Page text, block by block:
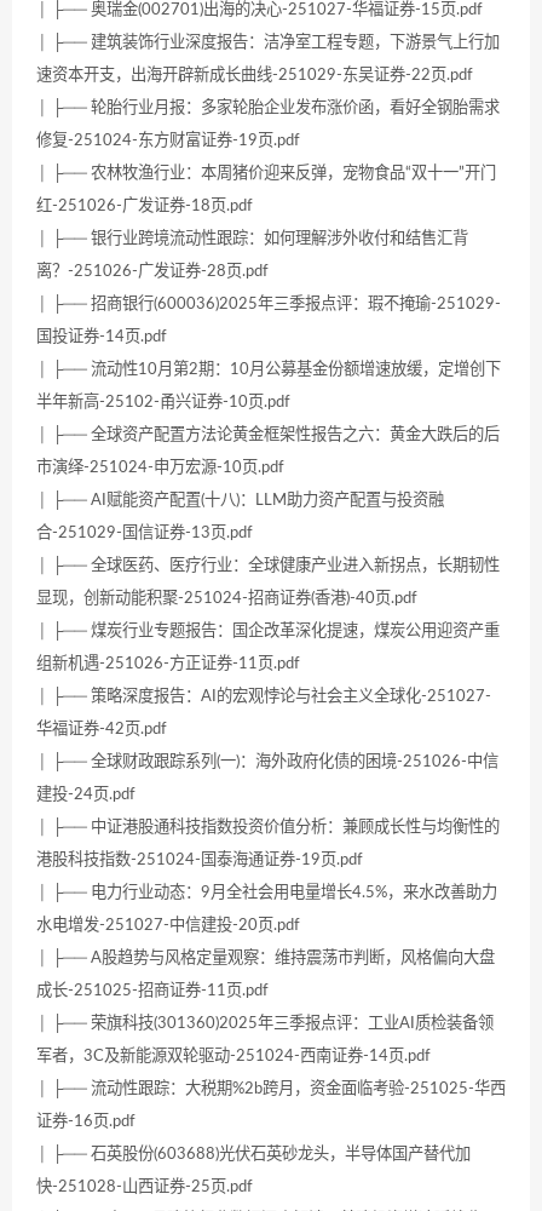
│ ├── 奥瑞金(002701)出海的决心-251027-华福证券-15页.pdf
│ ├── 建筑装饰行业深度报告：洁净室工程专题，下游景气上行加
速资本开支，出海开辟新成长曲线-251029-东吴证券-22页.pdf
│ ├── 轮胎行业月报：多家轮胎企业发布涨价函，看好全钢胎需求
修复-251024-东方财富证券-19页.pdf
│ ├── 农林牧渔行业：本周猪价迎来反弹，宠物食品“双十一”开门
红-251026-广发证券-18页.pdf
│ ├── 银行业跨境流动性跟踪：如何理解涉外收付和结售汇背
离？-251026-广发证券-28页.pdf
│ ├── 招商银行(600036)2025年三季报点评：瑕不掩瑜-251029-
国投证券-14页.pdf
│ ├── 流动性10月第2期：10月公募基金份额增速放缓，定增创下
半年新高-25102-甬兴证券-10页.pdf
│ ├── 全球资产配置方法论黄金框架性报告之六：黄金大跌后的后
市演绎-251024-申万宏源-10页.pdf
│ ├── AI赋能资产配置(十八)：LLM助力资产配置与投资融
合-251029-国信证券-13页.pdf
│ ├── 全球医药、医疗行业：全球健康产业进入新拐点，长期韧性
显现，创新动能积聚-251024-招商证券(香港)-40页.pdf
│ ├── 煤炭行业专题报告：国企改革深化提速，煤炭公用迎资产重
组新机遇-251026-方正证券-11页.pdf
│ ├── 策略深度报告：AI的宏观悖论与社会主义全球化-251027-
华福证券-42页.pdf
│ ├── 全球财政跟踪系列(一)：海外政府化债的困境-251026-中信
建投-24页.pdf
│ ├── 中证港股通科技指数投资价值分析：兼顾成长性与均衡性的
港股科技指数-251024-国泰海通证券-19页.pdf
│ ├── 电力行业动态：9月全社会用电量增长4.5%，来水改善助力
水电增发-251027-中信建投-20页.pdf
│ ├── A股趋势与风格定量观察：维持震荡市判断，风格偏向大盘
成长-251025-招商证券-11页.pdf
│ ├── 荣旗科技(301360)2025年三季报点评：工业AI质检装备领
军者，3C及新能源双轮驱动-251024-西南证券-14页.pdf
│ ├── 流动性跟踪：大税期%2b跨月，资金面临考验-251025-华西
证券-16页.pdf
│ ├── 石英股份(603688)光伏石英砂龙头，半导体国产替代加
快-251028-山西证券-25页.pdf